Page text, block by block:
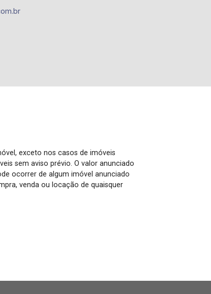
exceto nos casos de imóveis
sem aviso prévio. O valor anunciado
ocorrer de algum imóvel anunciado
venda ou locação de quaisquer